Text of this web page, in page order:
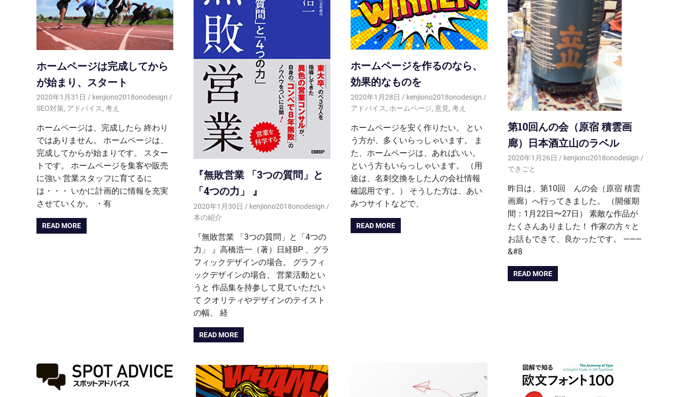
ホームページは完成してから
が始まり、スタート
2020年1月31日
kenjiono2018onodesign
SEO対策, アドバイス, 考え
ホームページは、完成したら 終わり
ではありません。 ホームページは、
完成してからが始まりです。 スター
トです。 ホームページを集客や販売
に強い 営業スタッフに育てるに
は・・・ いかに計画的に情報を充実
させていくか。 ・有
READ MORE
『無敗営業 「3つの質問」と
「4つの力」 』
2020年1月30日
kenjiono2018onodesign
本の紹介
『無敗営業 「3つの質問」と「4つの
力」 』高橋浩一（著）日経BP 、グラ
フィックデザインの場合。 グラフィ
ックデザインの場合、 営業活動とい
うと 作品集を持参して見ていただい
て クオリティやデザインのテイスト
の幅、 経
READ MORE
ホームページを作るのなら、
効果的なものを
2020年1月28日
kenjiono2018onodesign
アドバイス, ホームページ, 意見 , 考え
ホームページを安く作りたい。 とい
う方が、多くいらっしゃいます。 ま
た、ホームページは、あればいい。
という方もいらっしゃいます。 （用
途は、名刺交換をした人の会社情報
確認用です。） そうした方は、あい
みつサイトなどで、
READ MORE
第10回んの会（原宿 積雲画
廊）日本酒立山のラベル
2020年1月26日
kenjiono2018onodesign
できごと
昨日は、第10回 んの会（原宿 積雲
画廊）へ行ってきました。 （開催期
間：1月22日〜27日） 素敵な作品が
たくさんありました！ 作家の方々と
お話もできて、良かったです。 ———
&#8
READ MORE